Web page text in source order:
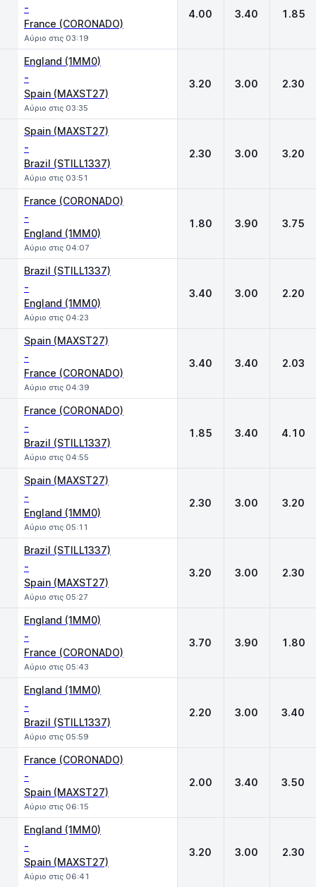
-
France (CORONADO)
Αύριο στις 03:19
4.00 3.40 1.85
England (1MM0)
-
Spain (MAXST27)
Αύριο στις 03:35
3.20 3.00 2.30
Spain (MAXST27)
-
Brazil (STILL1337)
Αύριο στις 03:51
2.30 3.00 3.20
France (CORONADO)
-
England (1MM0)
Αύριο στις 04:07
1.80 3.90 3.75
Brazil (STILL1337)
-
England (1MM0)
Αύριο στις 04:23
3.40 3.00 2.20
Spain (MAXST27)
-
France (CORONADO)
Αύριο στις 04:39
3.40 3.40 2.03
France (CORONADO)
-
Brazil (STILL1337)
Αύριο στις 04:55
1.85 3.40 4.10
Spain (MAXST27)
-
England (1MM0)
Αύριο στις 05:11
2.30 3.00 3.20
Brazil (STILL1337)
-
Spain (MAXST27)
Αύριο στις 05:27
3.20 3.00 2.30
England (1MM0)
-
France (CORONADO)
Αύριο στις 05:43
3.70 3.90 1.80
England (1MM0)
-
Brazil (STILL1337)
Αύριο στις 05:59
2.20 3.00 3.40
France (CORONADO)
-
Spain (MAXST27)
Αύριο στις 06:15
2.00 3.40 3.50
England (1MM0)
-
Spain (MAXST27)
Αύριο στις 06:41
3.20 3.00 2.30